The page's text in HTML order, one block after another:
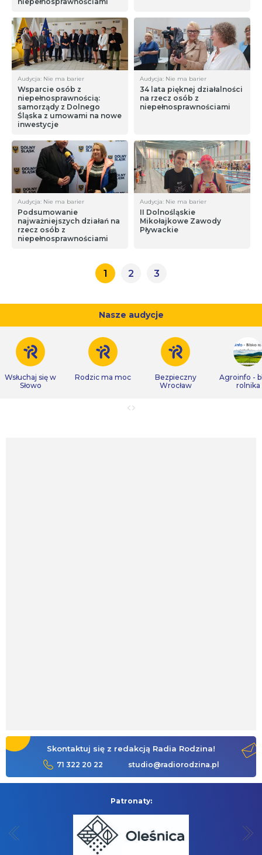
Audycja: Nie ma barier
Wsparcie osób z
niepełnosprawnością:
samorządy z Dolnego
Śląska z umowami na nowe
inwestycje
Audycja: Nie ma barier
34 lata pięknej działalności
na rzecz osób z
niepełnosprawnościami
Audycja: Nie ma barier
Podsumowanie
najważniejszych działań na
rzecz osób z
niepełnosprawnościami
Audycja: Nie ma barier
II Dolnośląskie
Mikołajkowe Zawody
Pływackie
1 2 3
Nasze audycje
Wsłuchaj się w
Słowo
Rodzic ma moc
Bezpieczny
Wrocław
Agroinfo -
rolnika
Skontaktuj się z redakcją Radia Rodzina!
71 322 20 22 studio@radiorodzina.pl
Patronaty: